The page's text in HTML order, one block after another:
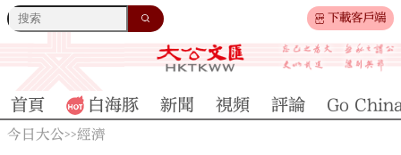
下載客戶端
首頁 白海豚 新聞 視頻 評論 Go
今日大公>>經濟